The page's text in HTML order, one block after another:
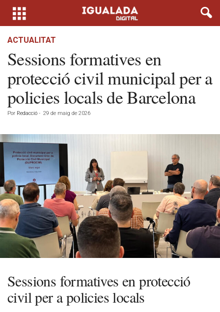
ACTUALITAT
Sessions formatives en
protecció civil municipal per a
policies locals de Barcelona
Por Redacció - 29 de maig de 2026
Sessions formatives en protecció
civil per a policies locals